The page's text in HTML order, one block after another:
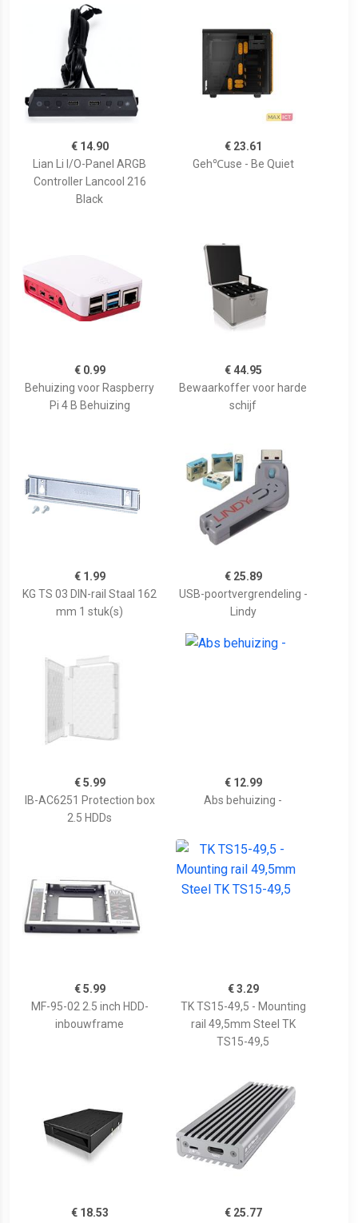
€ 14.90
Lian Li I/O-Panel ARGB
Controller Lancool 216
Black
€ 23.61
Geh℃use - Be Quiet
€ 0.99
Behuizing voor Raspberry
Pi 4 B Behuizing
€ 44.95
Bewaarkoffer voor harde
schijf
€ 1.99
KG TS 03 DIN-rail Staal 162
mm 1 stuk(s)
€ 25.89
USB-poortvergrendeling -
Lindy
€ 5.99
IB-AC6251 Protection box
2.5 HDDs
€ 12.99
Abs behuizing -
€ 5.99
MF-95-02 2.5 inch HDD-
inbouwframe
€ 3.29
TK TS15-49,5 - Mounting
rail 49,5mm Steel TK
TS15-49,5
€ 18.53
€ 25.77